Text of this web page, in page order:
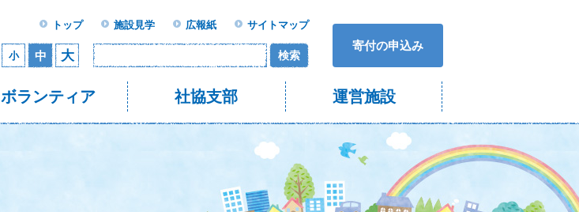
ボランティア 社協支部 運営施設
寄付の申込み
トップ 施設見学 広報紙 サイトマップ
小 中 大 検索